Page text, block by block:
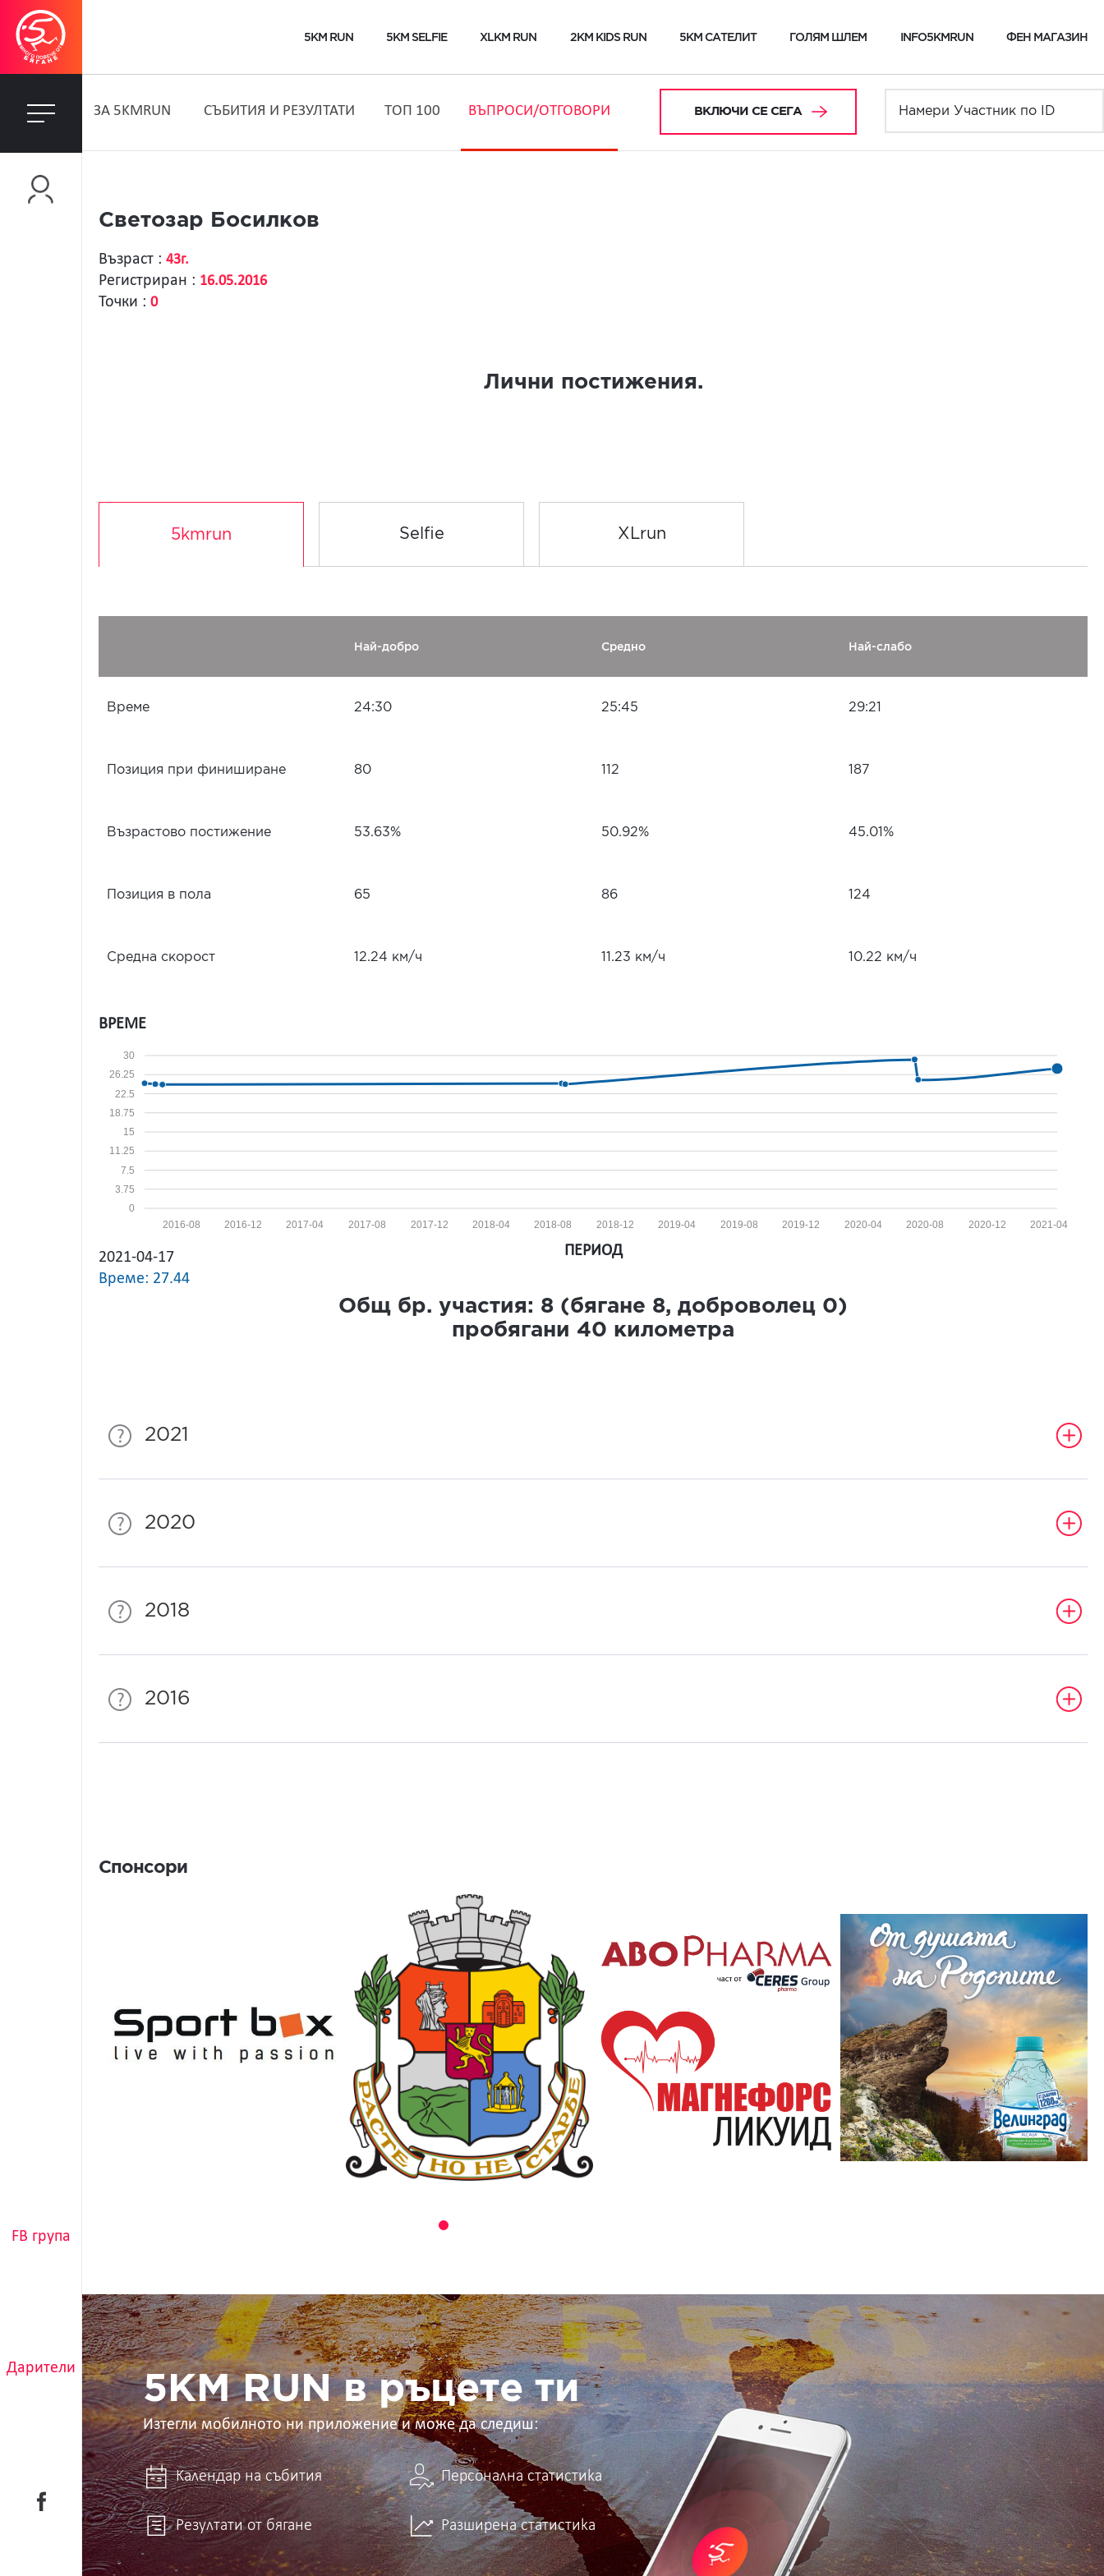
5KM RUN 5KM SELFIE XLKM RUN 2KM KIDS RUN 5KM САТЕЛИТ ГОЛЯМ ШЛЕМ INFO5KMRUN ФЕН МАГАЗИН
FB група
Дарители
ЗA 5KMRUN СЪБИТИЯ И РЕЗУЛТАТИ ТОП 100 ВЪПРОСИ/ОТГОВОРИ ВКЛЮЧИ СЕ СЕГА
Светозар Босилков
Възраст : 43г.
Регистриран : 16.05.2016
Точки : 0
Лични постижения.
5kmrun Selfie XLrun
Най-добро Средно Най-слабо
Време 24:30 25:45 29:21
Позиция при финиширане 80 112 187
Възрастово постижение 53.63% 50.92% 45.01%
Позиция в пола 65 86 124
Средна скорост 12.24 км/ч 11.23 км/ч 10.22 км/ч
ВРЕМЕ
0
3.75
7.5
11.25
15
18.75
22.5
26.25
30
2021-04
2020-12
2020-08
2020-04
2019-12
2019-08
2019-04
2018-12
2018-08
2018-04
2017-12
2017-08
2017-04
2016-12
2016-08
2021-04-17
Време: 27.44
ПЕРИОД
Общ бр. участия: 8 (бягане 8, доброволец 0)
пробягани 40 километра
2021
2020
2018
2016
Спонсори
5KM
RUN
в
ръцете
ти
5KM RUN в ръцете ти
Изтегли мобилното ни приложение и може да следиш:
Календар на събития Персонална статистика
Резултати от бягане Разширена статистика